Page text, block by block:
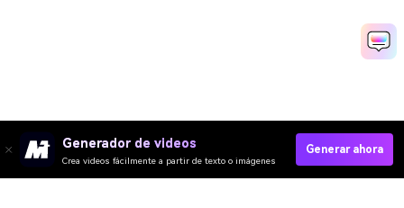
Generador de videos
Crea videos fácilmente a partir de texto o imágenes
Generar ahora